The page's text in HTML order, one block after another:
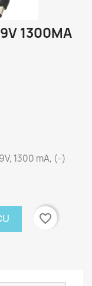
1300MA
1300 mA, (-)
favorite_border